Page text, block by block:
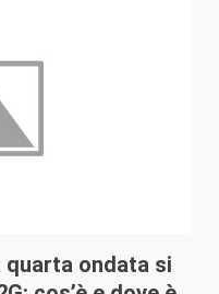
quarta ondata si